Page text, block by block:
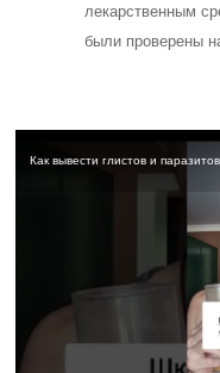
лекарственным
были проверены